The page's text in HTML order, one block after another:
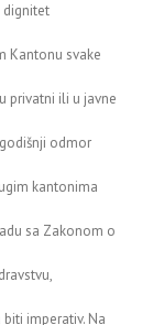
dignitet
Kantonu svake
privatni ili u javne
odmor
kantonima
sa Zakonom o
imperativ. Na